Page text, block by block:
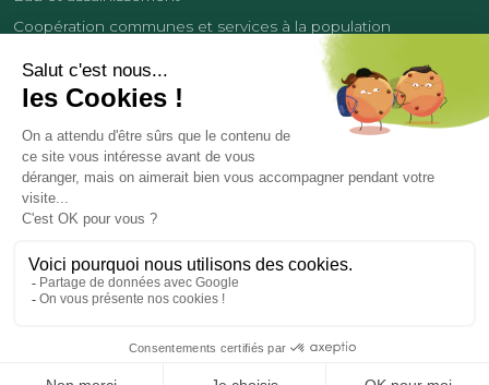
Coopération communes et services à la population
Développement économique
Contact Tourisme
Politique de confidentialité
Mentions légales
© COMMUNAUTÉ DE COMMUNES DES LISIÈRES DE L’OISE
Réalisation et hébergement par